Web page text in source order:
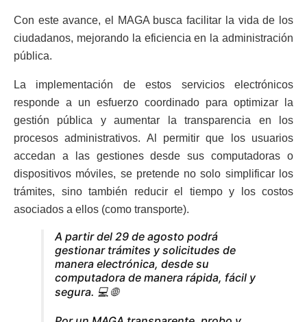
Con este avance, el MAGA busca facilitar la vida de los
ciudadanos, mejorando la eficiencia en la administración
pública.
La implementación de estos servicios electrónicos
responde a un esfuerzo coordinado para optimizar la
gestión pública y aumentar la transparencia en los
procesos administrativos. Al permitir que los usuarios
accedan a las gestiones desde sus computadoras o
dispositivos móviles, se pretende no solo simplificar los
trámites, sino también reducir el tiempo y los costos
asociados a ellos (como transporte).
A partir del 29 de agosto podrá
gestionar trámites y solicitudes de
manera electrónica, desde su
computadora de manera rápida, fácil y
segura. 💻 🌐